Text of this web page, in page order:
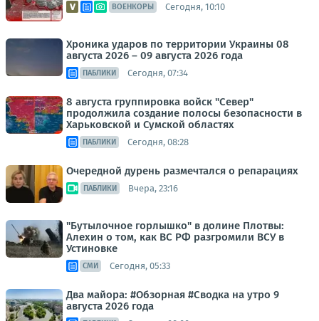
ВОЕНКОРЫ Сегодня, 10:10
Хроника ударов по территории Украины 08
августа 2026 – 09 августа 2026 года
ПАБЛИКИ Сегодня, 07:34
8 августа группировка войск "Север"
продолжила создание полосы безопасности в
Харьковской и Сумской областях
ПАБЛИКИ Сегодня, 08:28
Очередной дурень размечтался о репарациях
ПАБЛИКИ Вчера, 23:16
"Бутылочное горлышко" в долине Плотвы:
Алехин о том, как ВС РФ разгромили ВСУ в
Устиновке
СМИ Сегодня, 05:33
Два майора: #Обзорная #Сводка на утро 9
августа 2026 года